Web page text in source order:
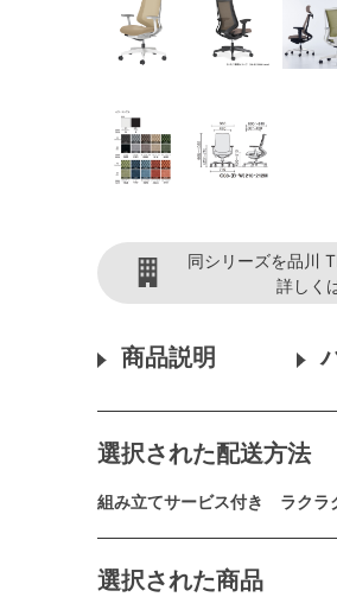
同シリーズを品川
詳しく
商品説明
選択された配送方法
組み立てサービス付き ラクラ
選択された商品